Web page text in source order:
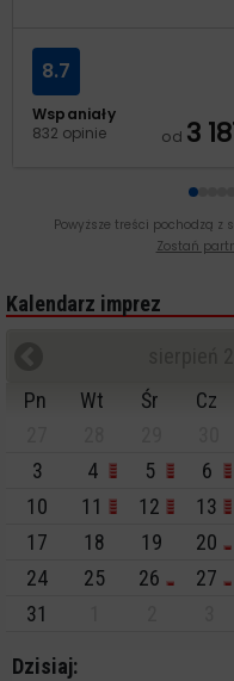
Wspaniały
832 opinie
8.7
od 3
Powyższe treści pochodzą z
Zostań
Kalendarz imprez
Pn
Wt Śr Cz
3
4 5 6
10
11 12 13
17
18 19 20
24
25 26 27
31
Dzisiaj: